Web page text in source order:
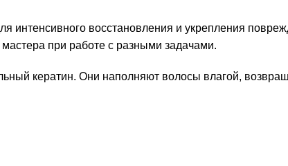
интенсивного восстановления и укрепления
при работе с разными задачами.
кератин. Они наполняют волосы влагой,